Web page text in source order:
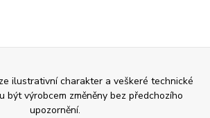
ilustrativní charakter a veškeré technické
být výrobcem změněny bez předchozího
upozornění.